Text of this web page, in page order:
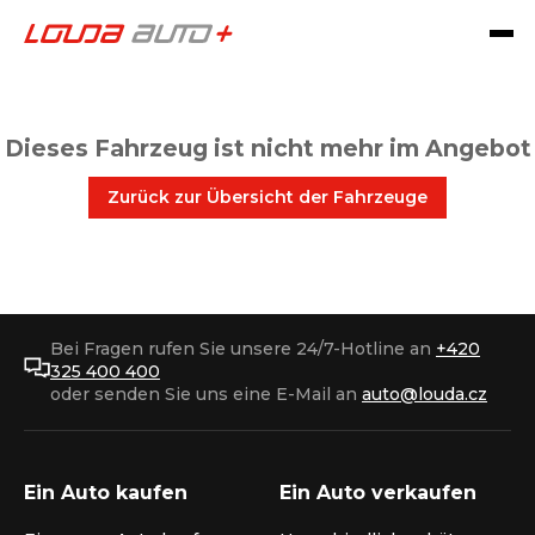
Dieses Fahrzeug ist nicht mehr im Angebot
Zurück zur Übersicht der Fahrzeuge
Bei Fragen rufen Sie unsere 24/7-Hotline an +420
325 400 400
oder senden Sie uns eine E-Mail an auto@louda.cz
Ein Auto kaufen Ein Auto verkaufen